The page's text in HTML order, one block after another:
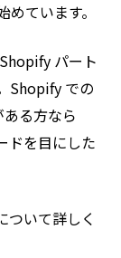
ています。
パート
Shopify での
る方なら
ドを目にした
ついて詳しく